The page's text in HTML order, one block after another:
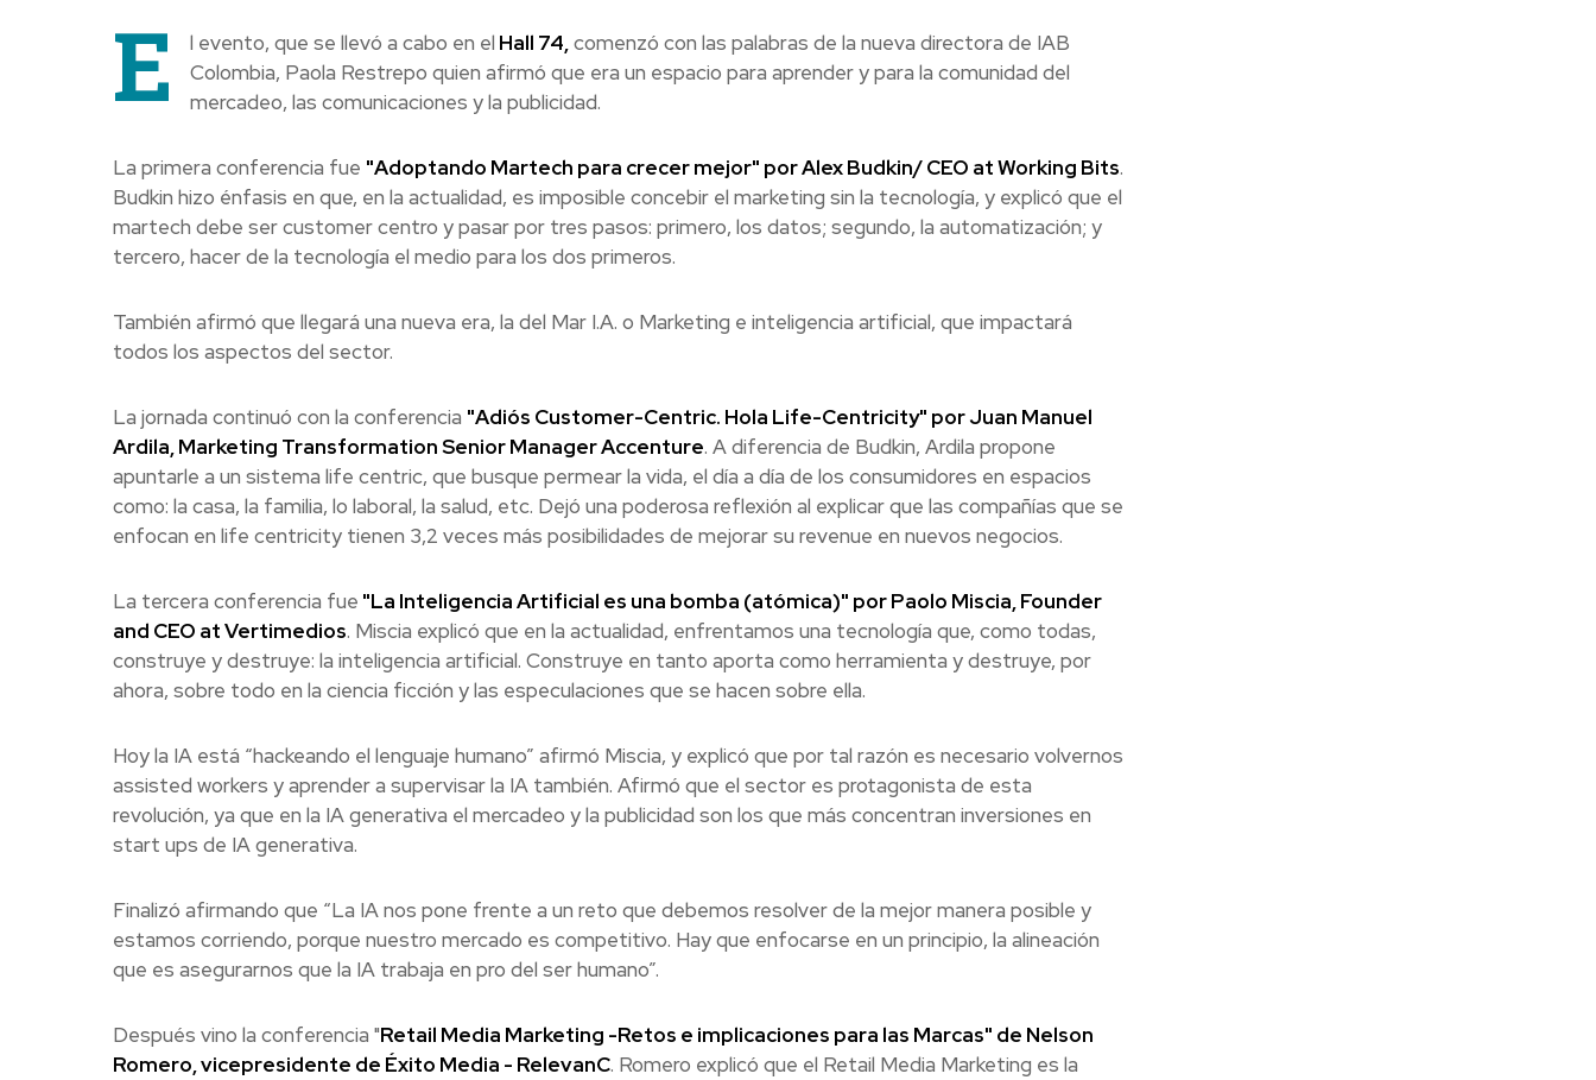
E l evento, que se llevó a cabo en el Hall 74,comenzó con las palabras de la nueva directora de IAB
Colombia, Paola Restrepo quien afirmó que era un espacio para aprender y para la comunidad del
mercadeo, las comunicaciones y la publicidad.
La primera conferencia fue "Adoptando Martech para crecer mejor" por Alex Budkin/ CEO at Working Bits.
Budkin hizo énfasis en que, en la actualidad, es imposible concebir el marketing sin la tecnología, y explicó que el
martech debe ser customer centro y pasar por tres pasos: primero, los datos; segundo, la automatización; y
tercero, hacer de la tecnología el medio para los dos primeros.
También afirmó que llegará una nueva era, la del Mar I.A. o Marketing e inteligencia artificial, que impactará
todos los aspectos del sector.
La jornada continuó con la conferencia "Adiós Customer-Centric. Hola Life-Centricity" por Juan Manuel
Ardila, Marketing Transformation Senior Manager Accenture. A diferencia de Budkin, Ardila propone
apuntarle a un sistema life centric, que busque permear la vida, el día a día de los consumidores en espacios
como: la casa, la familia, lo laboral, la salud, etc. Dejó una poderosa reflexión al explicar que las compañías que se
enfocan en life centricity tienen 3,2 veces más posibilidades de mejorar su revenue en nuevos negocios.
La tercera conferencia fue "La Inteligencia Artificial es una bomba (atómica)" por Paolo Miscia, Founder
and CEO at Vertimedios. Miscia explicó que en la actualidad, enfrentamos una tecnología que, como todas,
construye y destruye: la inteligencia artificial. Construye en tanto aporta como herramienta y destruye, por
ahora, sobre todo en la ciencia ficción y las especulaciones que se hacen sobre ella.
Hoy la IA está “hackeando el lenguaje humano” afirmó Miscia, y explicó que por tal razón es necesario volvernos
assisted workers y aprender a supervisar la IA también. Afirmó que el sector es protagonista de esta
revolución, ya que en la IA generativa el mercadeo y la publicidad son los que más concentran inversiones en
start ups de IA generativa.
Finalizó afirmando que “La IA nos pone frente a un reto que debemos resolver de la mejor manera posible y
estamos corriendo, porque nuestro mercado es competitivo. Hay que enfocarse en un principio, la alineación
que es asegurarnos que la IA trabaja en pro del ser humano”.
Después vino la conferencia "Retail Media Marketing -Retos e implicaciones para las Marcas" de Nelson
Romero, vicepresidente de Éxito Media - RelevanC. Romero explicó que el Retail Media Marketing es la